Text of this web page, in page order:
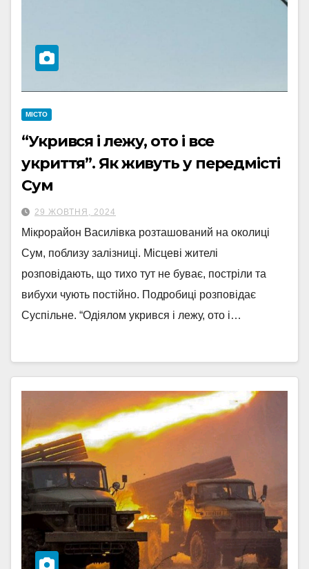
МІСТО
“Укрився і лежу, ото і все
укриття”. Як живуть у передмісті
Сум
29 ЖОВТНЯ, 2024
Мікрорайон Василівка розташований на околиці
Сум, поблизу залізниці. Місцеві жителі
розповідають, що тихо тут не буває, постріли та
вибухи чують постійно. Подробиці розповідає
Суспільне. “Одіялом укрився і лежу, ото і…